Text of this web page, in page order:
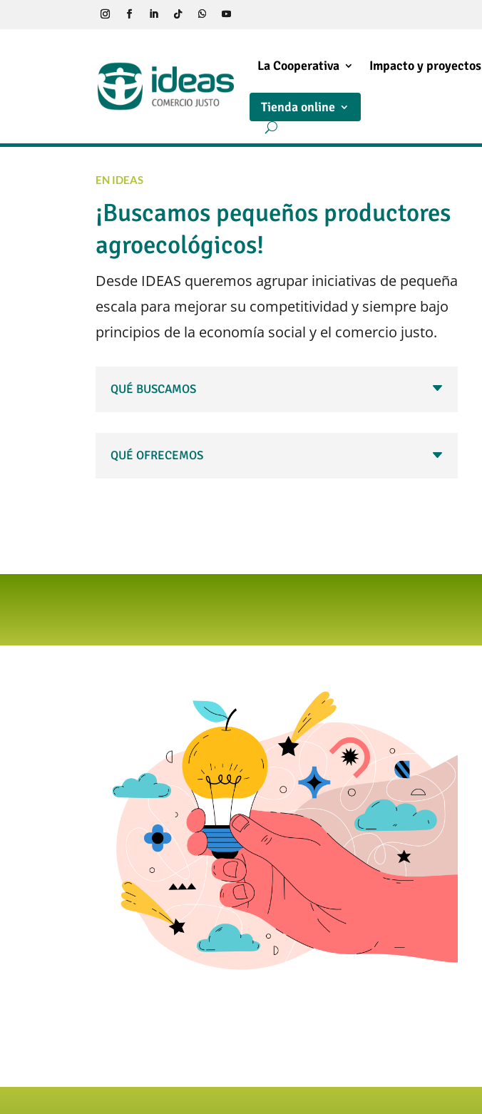
La Cooperativa Impacto y proyectos
Tienda online
EN IDEAS
¡Buscamos pequeños productores
agroecológicos!
Desde IDEAS queremos agrupar iniciativas de pequeña
escala para mejorar su competitividad y siempre bajo
principios de la economía social y el comercio justo.
QUÉ BUSCAMOS
QUÉ OFRECEMOS